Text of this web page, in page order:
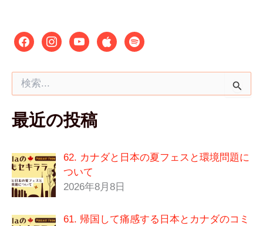
索
象
最近の投稿
62. カナダと日本の夏フェスと環境問題に
ついて
2026年8月8日
61. 帰国して痛感する日本とカナダのコミ